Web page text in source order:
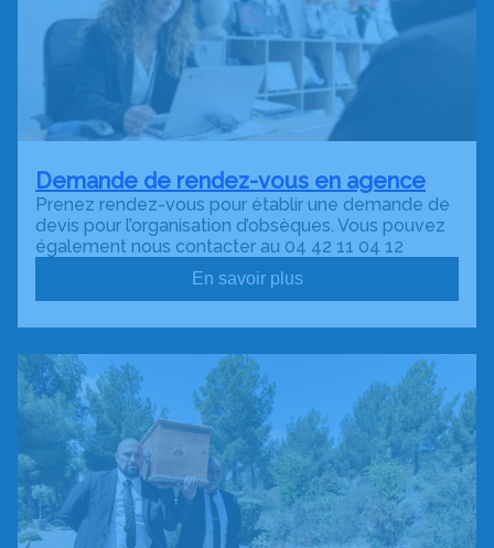
Demande de rendez-vous en agence
Prenez rendez-vous pour établir une demande de
devis pour l’organisation d’obsèques. Vous pouvez
également nous contacter au 04 42 11 04 12
En savoir plus